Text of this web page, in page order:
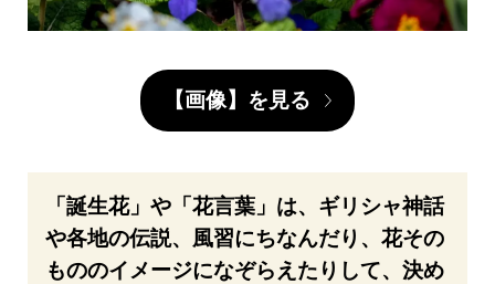
【画像】を見る
「誕生花」や「花言葉」は、ギリシャ神話
や各地の伝説、風習にちなんだり、花その
もののイメージになぞらえたりして、決め